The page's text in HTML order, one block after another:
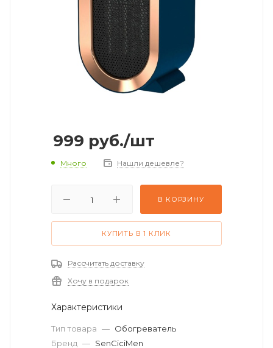
999 руб./шт
Много Нашли дешевле?
В КОРЗИНУ
КУПИТЬ В 1 КЛИК
Рассчитать доставку
Хочу в подарок
Характеристики
Тип товара — Обогреватель
Бренд — SenCiciMen